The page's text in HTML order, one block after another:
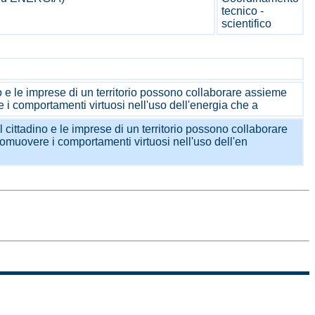
tecnico -
scientifico
le imprese di un territorio possono collaborare assieme
comportamenti virtuosi nell'uso dell'energia che a
e le imprese di un territorio possono collaborare
i comportamenti virtuosi nell'uso dell'en